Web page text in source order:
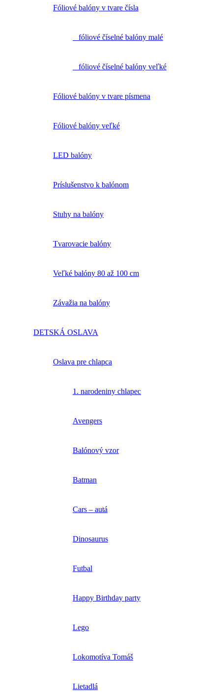
Fóliové balóny v tvare čísla
fóliové číselné balóny malé
fóliové číselné balóny veľké
Fóliové balóny v tvare písmena
Fóliové balóny veľké
LED balóny
Príslušenstvo k balónom
Stuhy na balóny
Tvarovacie balóny
Veľké balóny 80 až 100 cm
Závažia na balóny
DETSKÁ OSLAVA
Oslava pre chlapca
1. narodeniny chlapec
Avengers
Balónový vzor
Batman
Cars – autá
Dinosaurus
Futbal
Happy Birthday party
Lego
Lokomotíva Tomáš
Lietadlá